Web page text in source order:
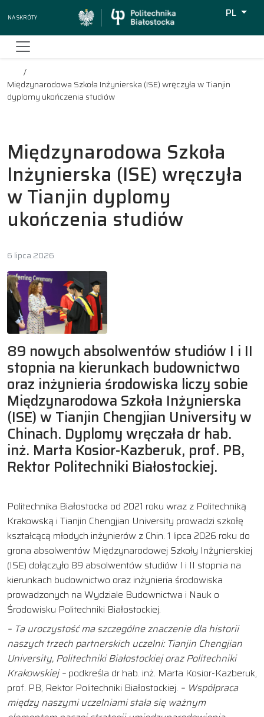
Na skróty
PL
Międzynarodowa Szkoła Inżynierska (ISE) wręczyła w Tianjin
dyplomy ukończenia studiów
Międzynarodowa Szkoła
Inżynierska (ISE) wręczyła
w Tianjin dyplomy
ukończenia studiów
6 lipca 2026
89 nowych absolwentów studiów I i II
stopnia na kierunkach budownictwo
oraz inżynieria środowiska liczy sobie
Międzynarodowa Szkoła Inżynierska
(ISE) w Tianjin Chengjian University w
Chinach. Dyplomy wręczała dr hab.
inż. Marta Kosior-Kazberuk, prof. PB,
Rektor Politechniki Białostockiej.
Politechnika Białostocka od 2021 roku wraz z Politechniką
Krakowską i Tianjin Chengjian University prowadzi szkołę
kształcącą młodych inżynierów z Chin. 1 lipca 2026 roku do
grona absolwentów Międzynarodowej Szkoły Inżynierskiej
(ISE) dołączyło 89 absolwentów studiów I i II stopnia na
kierunkach budownictwo oraz inżynieria środowiska
prowadzonych na Wydziale Budownictwa i Nauk o
Środowisku Politechniki Białostockiej.
– Ta uroczystość ma szczególne znaczenie dla historii
naszych trzech partnerskich uczelni: Tianjin Chengjian
University, Politechniki Białostockiej oraz Politechniki
Krakowskiej – podkreśla dr hab. inż. Marta Kosior-Kazberuk,
prof. PB, Rektor Politechniki Białostockiej. – Współpraca
między naszymi uczelniami stała się ważnym